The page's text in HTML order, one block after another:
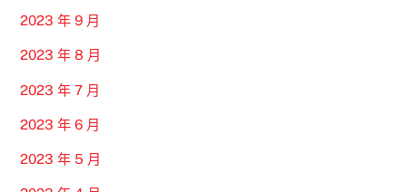
2023 年 9 月
2023 年 8 月
2023 年 7 月
2023 年 6 月
2023 年 5 月